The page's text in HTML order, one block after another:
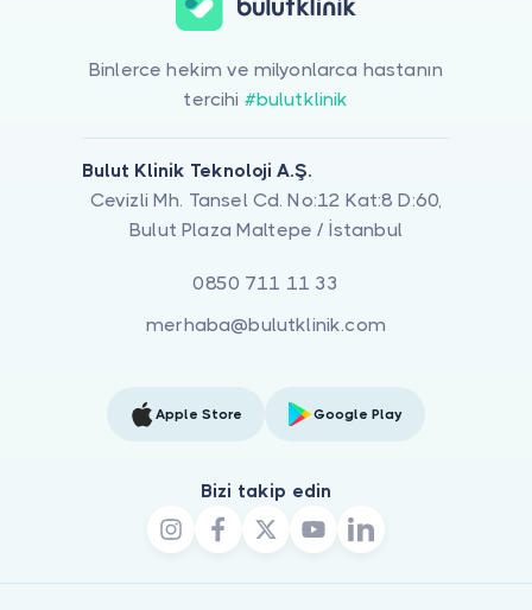
Binlerce hekim ve milyonlarca hastanın
tercihi #bulutklinik
Bulut Klinik Teknoloji A.Ş.
Cevizli Mh. Tansel Cd. No:12 Kat:8 D:60,
Bulut Plaza Maltepe / İstanbul
0850 711 11 33
merhaba@bulutklinik.com
Apple Store Google Play
Bizi takip edin